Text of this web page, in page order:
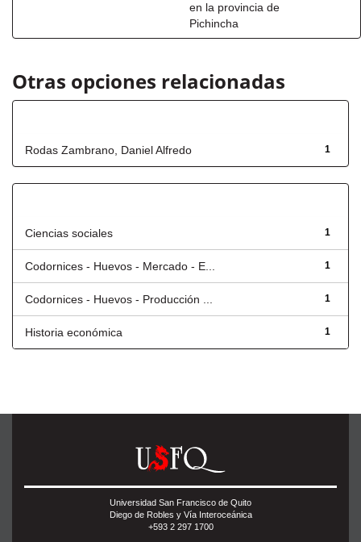
en la provincia de
Pichincha
Otras opciones relacionadas
1
Rodas Zambrano, Daniel Alfredo
1
Ciencias sociales
1
Codornices - Huevos - Mercado - E...
1
Codornices - Huevos - Producción ...
1
Historia económica
Universidad San Francisco de Quito
Diego de Robles y Vía Interoceánica
+593 2 297 1700